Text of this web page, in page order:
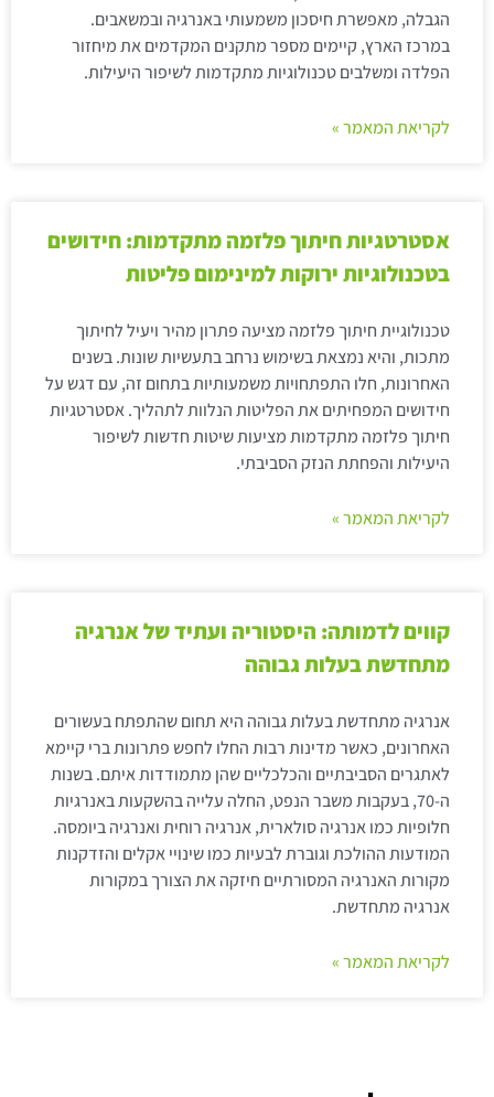
הגבלה, מאפשרת חיסכון משמעותי באנרגיה ובמשאבים.
במרכז הארץ, קיימים מספר מתקנים המקדמים את מיחזור
הפלדה ומשלבים טכנולוגיות מתקדמות לשיפור היעילות.
לקריאת המאמר »
אסטרטגיות חיתוך פלזמה מתקדמות: חידושים
בטכנולוגיות ירוקות למינימום פליטות
טכנולוגיית חיתוך פלזמה מציעה פתרון מהיר ויעיל לחיתוך
מתכות, והיא נמצאת בשימוש נרחב בתעשיות שונות. בשנים
האחרונות, חלו התפתחויות משמעותיות בתחום זה, עם דגש על
חידושים המפחיתים את הפליטות הנלוות לתהליך. אסטרטגיות
חיתוך פלזמה מתקדמות מציעות שיטות חדשות לשיפור
היעילות והפחתת הנזק הסביבתי.
לקריאת המאמר »
קווים לדמותה: היסטוריה ועתיד של אנרגיה
מתחדשת בעלות גבוהה
אנרגיה מתחדשת בעלות גבוהה היא תחום שהתפתח בעשורים
האחרונים, כאשר מדינות רבות החלו לחפש פתרונות ברי קיימא
לאתגרים הסביבתיים והכלכליים שהן מתמודדות איתם. בשנות
ה-70, בעקבות משבר הנפט, החלה עלייה בהשקעות באנרגיות
חלופיות כמו אנרגיה סולארית, אנרגיה רוחית ואנרגיה ביומסה.
המודעות ההולכת וגוברת לבעיות כמו שינויי אקלים והזדקנות
מקורות האנרגיה המסורתיים חיזקה את הצורך במקורות
אנרגיה מתחדשת.
לקריאת המאמר »